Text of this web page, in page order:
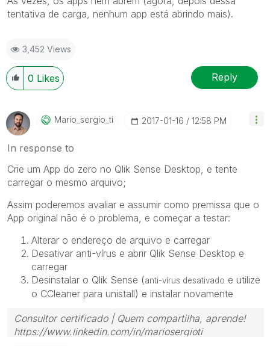
tentativa de carga, nenhum app está abrindo mais).
3,452 Views
0 Likes Reply
Mario_sergio_ti ‎2017-01-16 12:58 PM
In response to
Crie um App do zero no Qlik Sense Desktop, e tente
carregar o mesmo arquivo;
Assim poderemos avaliar e assumir como premissa que o
App original não é o problema, e começar a testar:
Alterar o endereço de arquivo e carregar
Desativar anti-vírus e abrir Qlik Sense Desktop e
carregar
Desinstalar o Qlik Sense (anti-vírus desativado e utilize
o CCleaner para unistall) e instalar novamente
Consultor certificado | Quem compartilha, aprende!
https://www.linkedin.com/in/mariosergioti